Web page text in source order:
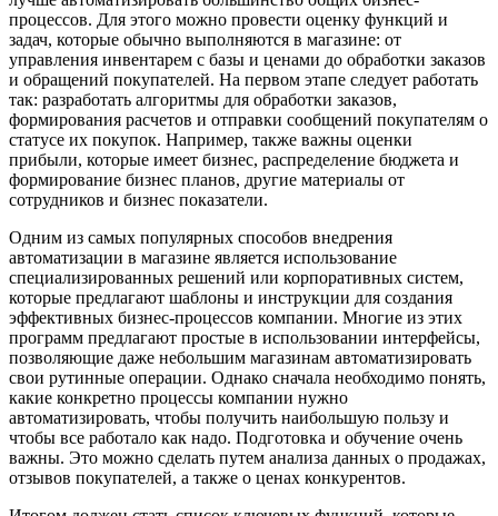
процессов. Для этого можно провести оценку функций и
задач, которые обычно выполняются в магазине: от
управления инвентарем с базы и ценами до обработки заказов
и обращений покупателей. На первом этапе следует работать
так: разработать алгоритмы для обработки заказов,
формирования расчетов и отправки сообщений покупателям о
статусе их покупок. Например, также важны оценки
прибыли, которые имеет бизнес, распределение бюджета и
формирование бизнес планов, другие материалы от
сотрудников и бизнес показатели.
Одним из самых популярных способов внедрения
автоматизации в магазине является использование
специализированных решений или корпоративных систем,
которые предлагают шаблоны и инструкции для создания
эффективных бизнес-процессов компании. Многие из этих
программ предлагают простые в использовании интерфейсы,
позволяющие даже небольшим магазинам автоматизировать
свои рутинные операции. Однако сначала необходимо понять,
какие конкретно процессы компании нужно
автоматизировать, чтобы получить наибольшую пользу и
чтобы все работало как надо. Подготовка и обучение очень
важны. Это можно сделать путем анализа данных о продажах,
отзывов покупателей, а также о ценах конкурентов.